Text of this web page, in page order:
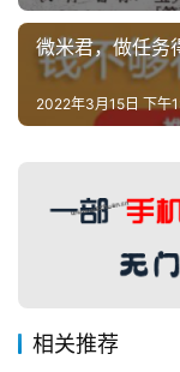
微米君，做任务
2022年3月15日 下午
相关推荐